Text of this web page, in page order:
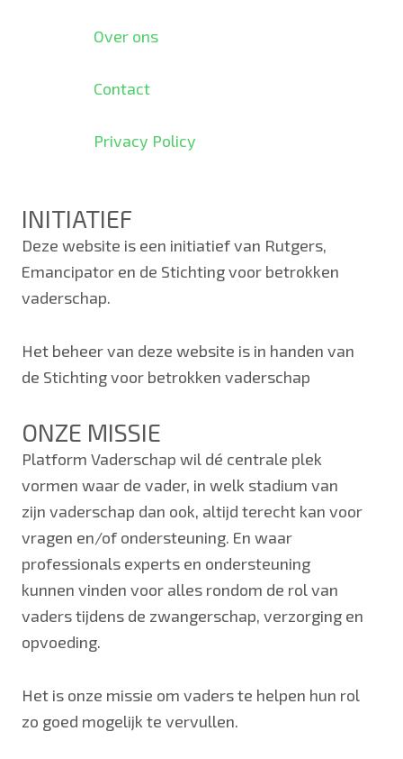
Over ons
Contact
Privacy Policy
INITIATIEF
Deze website is een initiatief van Rutgers,
Emancipator en de Stichting voor betrokken
vaderschap.
Het beheer van deze website is in handen van
de Stichting voor betrokken vaderschap
ONZE MISSIE
Platform Vaderschap wil dé centrale plek
vormen waar de vader, in welk stadium van
zijn vaderschap dan ook, altijd terecht kan voor
vragen en/of ondersteuning. En waar
professionals experts en ondersteuning
kunnen vinden voor alles rondom de rol van
vaders tijdens de zwangerschap, verzorging en
opvoeding.
Het is onze missie om vaders te helpen hun rol
zo goed mogelijk te vervullen.